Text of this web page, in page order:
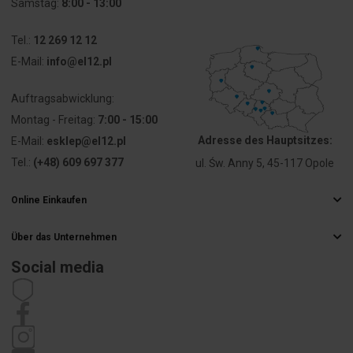
des
elektrischen
Anschlusses
Bauform der
Linse
rund
der Linse
Lochdurchmesser
Breite der
Öffnung
8 mm
Samstag: 8:00 - 13:00
Tel.: 12 269 12 12
E-Mail: info@el12.pl
Auftragsabwicklung:
Montag - Freitag: 7:00 - 15:00
E-Mail: esklep@el12.pl
Tel.: (+48) 609 697 377
Adresse des Hauptsitzes:
ul. Św. Anny 5, 45-117 Opole
Online Einkaufen
Liefermethoden
Zahlungsarten
Über das Unternehmen
Karriere
Social media